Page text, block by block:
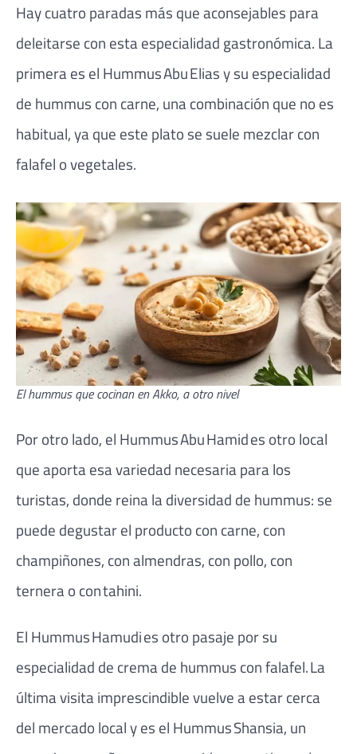
Hay cuatro paradas más que aconsejables para
deleitarse con esta especialidad gastronómica. La
primera es el Hummus Abu Elias y su especialidad
de hummus con carne, una combinación que no es
habitual, ya que este plato se suele mezclar con
falafel o vegetales.
El hummus que cocinan en Akko, a otro nivel
Por otro lado, el Hummus Abu Hamid es otro local
que aporta esa variedad necesaria para los
turistas, donde reina la diversidad de hummus: se
puede degustar el producto con carne, con
champiñones, con almendras, con pollo, con
ternera o con tahini.
El Hummus Hamudi es otro pasaje por su
especialidad de crema de hummus con falafel. La
última visita imprescindible vuelve a estar cerca
del mercado local y es el Hummus Shansia, un